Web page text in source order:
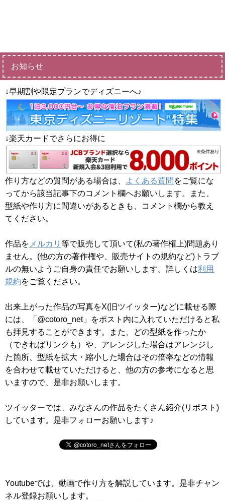
お知らせ
↓早期割や限定プランでディズニーへ♪
↓楽天カードでさらにお得に
作り方などの質問がある場合は、 よくある質問 をご覧にな
ってから該当記事下のコメント欄へお願いします。また、
型紙や作り方に間違いがあるときも、コメント欄から教え
てください。
作品を メルカリ 等で販売して頂いて(私の著作権上)問題あり
ません。(他の方の著作権や、販売サイトの規約など)トラブ
ルの無いようご自身の責任でお願いします。詳しくは利用
規約をご覧ください。
出来上がった作品の写真をX(旧ツイッター)などに載せる際
には、「@cotoro_net」をポスト内に入れていただけると私
も拝見することができます。また、どの型紙を作ったか
（できればリンクも）や、アレンジした場合はアレンジし
た箇所、型紙を拡大・縮小した場合はその倍率などの情報
を合わせて載せていただけると、他の方の参考になると思
いますので、是非お願いします。
ツイッターでは、みなさんの作品をたくさん紹介(リポスト)
しています。是非フォローお願いします♪
Youtubeでは、動画で作り方を解説しています。是非チャン
ネル登録お願いします。